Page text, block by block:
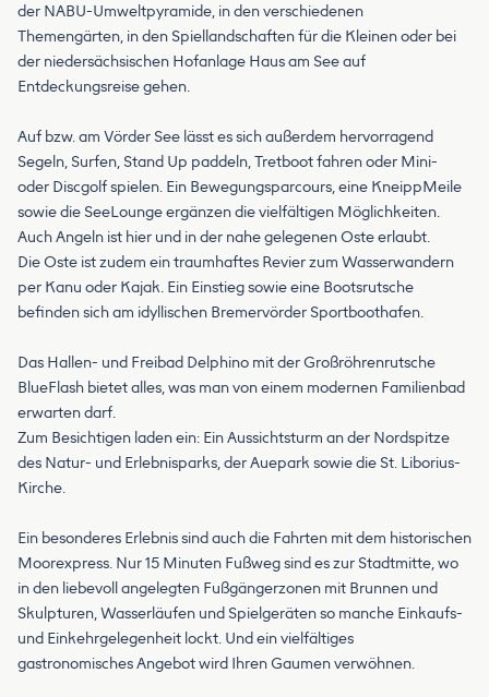
der NABU-Umweltpyramide, in den verschiedenen
Themengärten, in den Spiellandschaften für die Kleinen oder bei
der niedersächsischen Hofanlage Haus am See auf
Entdeckungsreise gehen.
Auf bzw. am Vörder See lässt es sich außerdem hervorragend
Segeln, Surfen, Stand Up paddeln, Tretboot fahren oder Mini-
oder Discgolf spielen. Ein Bewegungsparcours, eine KneippMeile
sowie die SeeLounge ergänzen die vielfältigen Möglichkeiten.
Auch Angeln ist hier und in der nahe gelegenen Oste erlaubt.
Die Oste ist zudem ein traumhaftes Revier zum Wasserwandern
per Kanu oder Kajak. Ein Einstieg sowie eine Bootsrutsche
befinden sich am idyllischen Bremervörder Sportboothafen.
Das Hallen- und Freibad Delphino mit der Großröhrenrutsche
BlueFlash bietet alles, was man von einem modernen Familienbad
erwarten darf.
Zum Besichtigen laden ein: Ein Aussichtsturm an der Nordspitze
des Natur- und Erlebnisparks, der Auepark sowie die St. Liborius-
Kirche.
Ein besonderes Erlebnis sind auch die Fahrten mit dem historischen
Moorexpress. Nur 15 Minuten Fußweg sind es zur Stadtmitte, wo
in den liebevoll angelegten Fußgängerzonen mit Brunnen und
Skulpturen, Wasserläufen und Spielgeräten so manche Einkaufs-
und Einkehrgelegenheit lockt. Und ein vielfältiges
gastronomisches Angebot wird Ihren Gaumen verwöhnen.